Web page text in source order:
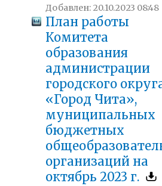
Добавлен: 20.10.2023 08:48
План работы
Комитета
образования
администрации
городского
«Город Чита»,
муниципальных
бюджетных
организаций на
октябрь 2023 г.